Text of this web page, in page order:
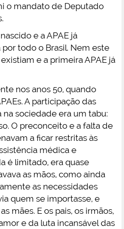
o mandato de Deputado
e a APAE já
todo o Brasil. Nem este
e a primeira APAE já
nos anos 50, quando
A participação das
sociedade era um tabu:
O preconceito e a falta de
a ficar restritas às
médica e
é limitado, era quase
as mãos, como ainda
as necessidades
quem se importasse, e
mães. E os pais, os irmãos,
e da luta incansável das